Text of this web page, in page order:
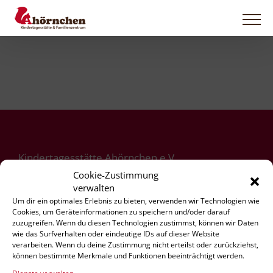
Cookie-Zustimmung
verwalten
Um dir ein optimales Erlebnis zu bieten, verwenden wir Technologien wie
Cookies, um Geräteinformationen zu speichern und/oder darauf
zuzugreifen. Wenn du diesen Technologien zustimmst, können wir Daten
wie das Surfverhalten oder eindeutige IDs auf dieser Website
verarbeiten. Wenn du deine Zustimmung nicht erteilst oder zurückziehst,
können bestimmte Merkmale und Funktionen beeinträchtigt werden.
Zum
Inhalt
springen
Kindertagesstätte Ahörnchen e.V.
Ahornstraße 1
42855 Remscheid
Handy:0163 5130267
Tel.:02191 478901
Fax: 02191 478902